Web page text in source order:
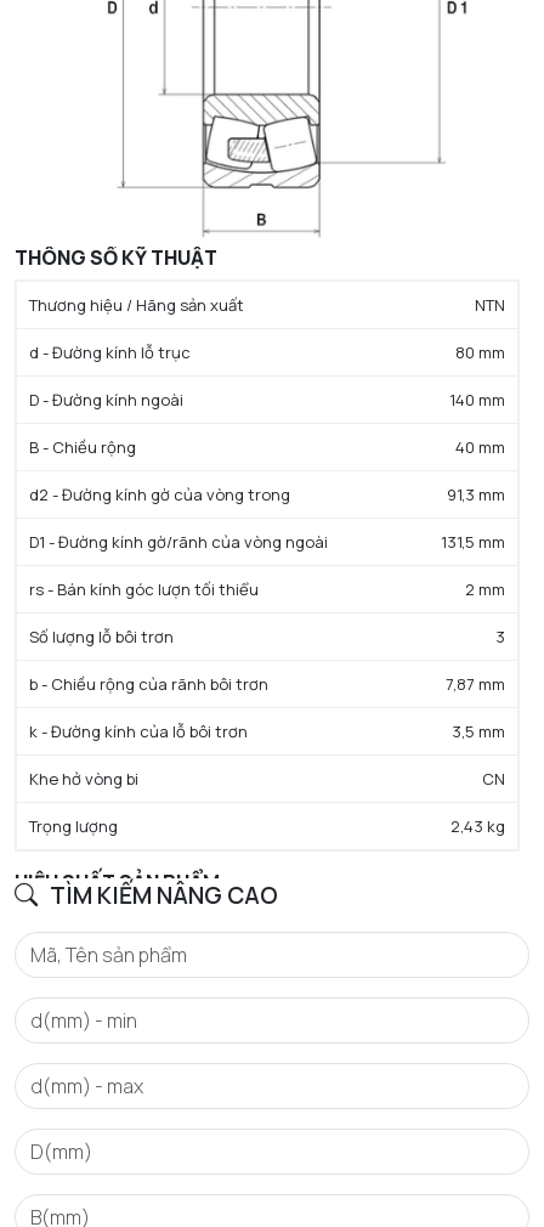
TÌM KIẾM NÂNG CAO
THÔNG SỐ KỸ THUẬT
Thương hiệu / Hãng sản xuất NTN
d - Đường kính lỗ trục 80 mm
D - Đường kính ngoài 140 mm
B - Chiều rộng 40 mm
d2 - Đường kính gờ của vòng trong 91,3 mm
D1 - Đường kính gờ/rãnh của vòng ngoài 131,5 mm
rs - Bán kính góc lượn tối thiểu 2 mm
Số lượng lỗ bôi trơn 3
b - Chiều rộng của rãnh bôi trơn 7,87 mm
k - Đường kính của lỗ bôi trơn 3,5 mm
Khe hở vòng bi CN
Trọng lượng 2,43 kg
HIỆU SUẤT SẢN PHẨM
C - Tải trọng động cơ bản danh định 278 kN
C0 - Tải trọng tĩnh cơ bản danh định 287 kN
Cu - Giới hạn tải trọng mỏi
e - Trị số giới hạn 0.22
Y1 - Hệ số tải trọng trục thấp hơn
Y2 - Hệ số tải trọng trục trên